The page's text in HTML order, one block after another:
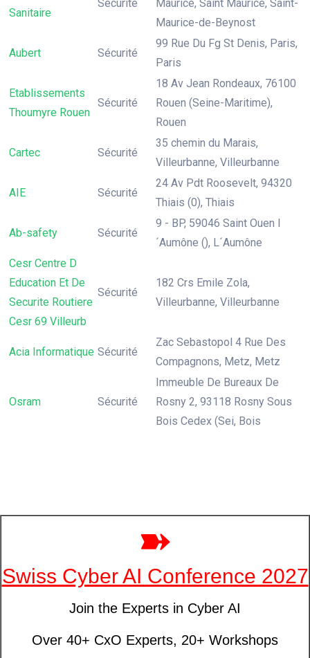
Sanitaire
Sécurité
Maurice, Saint Maurice, Saint-
Maurice-de-Beynost
Aubert Sécurité
99 Rue Du Fg St Denis, Paris,
Paris
Etablissements
Thoumyre Rouen
Sécurité
18 Av Jean Rondeaux, 76100
Rouen (Seine-Maritime),
Rouen
Cartec Sécurité
35 chemin du Marais,
Villeurbanne, Villeurbanne
AIE Sécurité
24 Av Pdt Roosevelt, 94320
Thiais (0), Thiais
Ab-safety Sécurité
9 - BP, 59046 Saint Ouen l
´Aumône (), L´Aumône
Cesr Centre D
Education Et De
Securite Routiere
Cesr 69 Villeurb
Sécurité
182 Crs Emile Zola,
Villeurbanne, Villeurbanne
Acia Informatique Sécurité
Zac Sebastopol 4 Rue Des
Compagnons, Metz, Metz
Osram Sécurité
Immeuble De Bureaux De
Rosny 2, 93118 Rosny Sous
Bois Cedex (Sei, Bois